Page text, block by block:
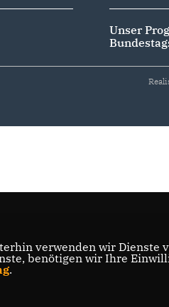
Unser
verwenden wir
benötigen wir Ihre
.